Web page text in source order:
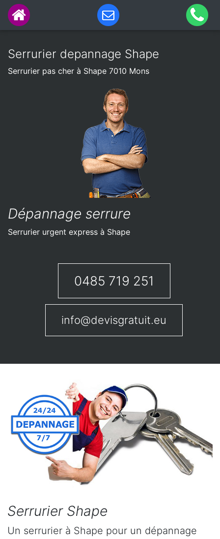
Serrurier depannage Shape
Serrurier pas cher à Shape 7010 Mons
Dépannage serrure
Serrurier urgent express à Shape
0485 719 251
info@devisgratuit.eu
Serrurier Shape
Un serrurier à Shape pour un dépannage